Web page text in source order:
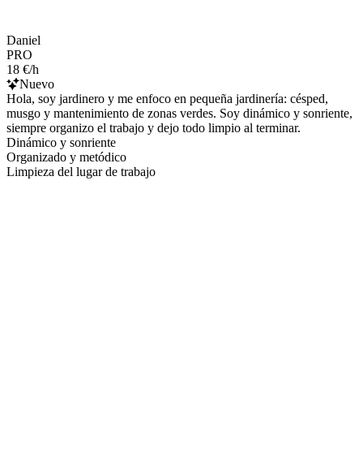
Daniel
PRO
18 €/h
Nuevo
Hola, soy jardinero y me enfoco en pequeña jardinería: césped,
musgo y mantenimiento de zonas verdes. Soy dinámico y sonriente,
siempre organizo el trabajo y dejo todo limpio al terminar.
Dinámico y sonriente
Organizado y metódico
Limpieza del lugar de trabajo